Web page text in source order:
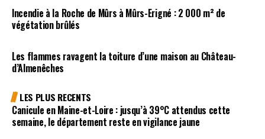
Incendie à la Roche de Mûrs à Mûrs-Erigné : 2 000 m² de
végétation brûlés
Les flammes ravagent la toiture d’une maison au Château-
d’Almenêches
LES PLUS RECENTS
Canicule en Maine-et-Loire : jusqu’à 39°C attendus cette
semaine, le département reste en vigilance jaune